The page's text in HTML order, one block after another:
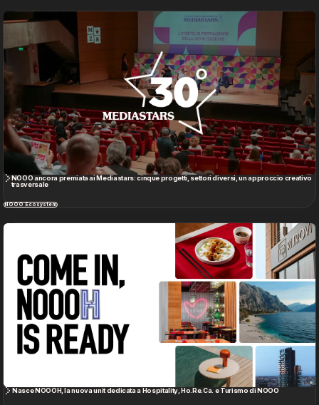
NOOO ancora premiata ai Mediastars: cinque progetti, settori diversi, un approccio creativo
Nasce NOOOH, la nuova unit dedicata a Hospitality, Ho.Re.Ca. e Turismo di NOOO
NOOO Ecosystem